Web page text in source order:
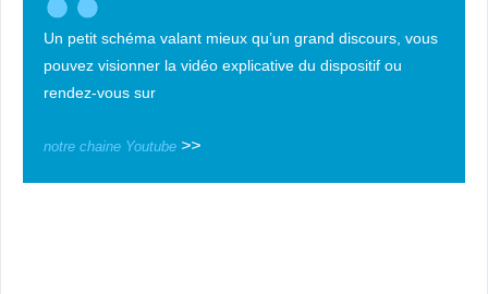
Un petit schéma valant mieux qu’un grand discours, vous
pouvez visionner la vidéo explicative du dispositif ou
rendez-vous sur
notre chaine Youtube >>